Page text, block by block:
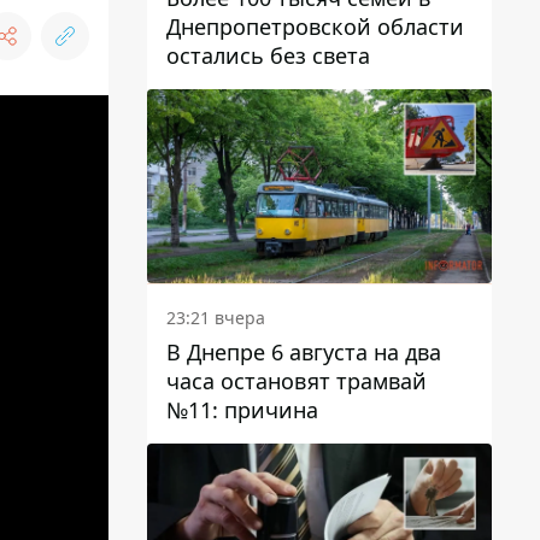
Днепропетровской области
остались без света
23:21 вчера
В Днепре 6 августа на два
часа остановят трамвай
№11: причина